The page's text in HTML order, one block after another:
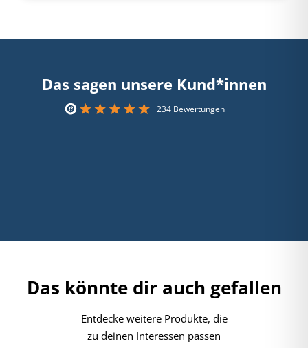
Das sagen unsere Kund*innen
234 Bewertungen
Das könnte dir auch gefallen
Entdecke weitere Produkte, die
zu deinen Interessen passen